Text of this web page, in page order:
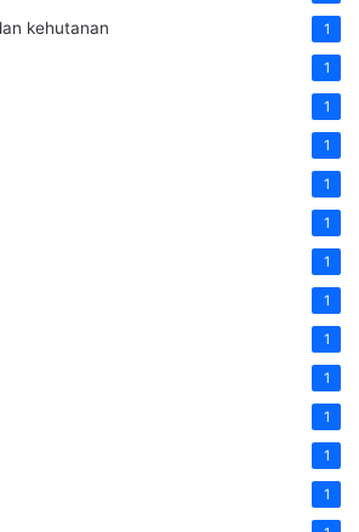
kehutanan 1
1
1
1
1
1
1
1
1
1
1
1
1